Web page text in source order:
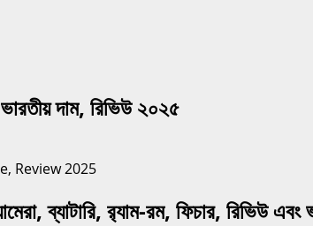
দাম, রিভিউ ২০২৫
র‍্যাম-রম, ফিচার, রিভিউ এবং